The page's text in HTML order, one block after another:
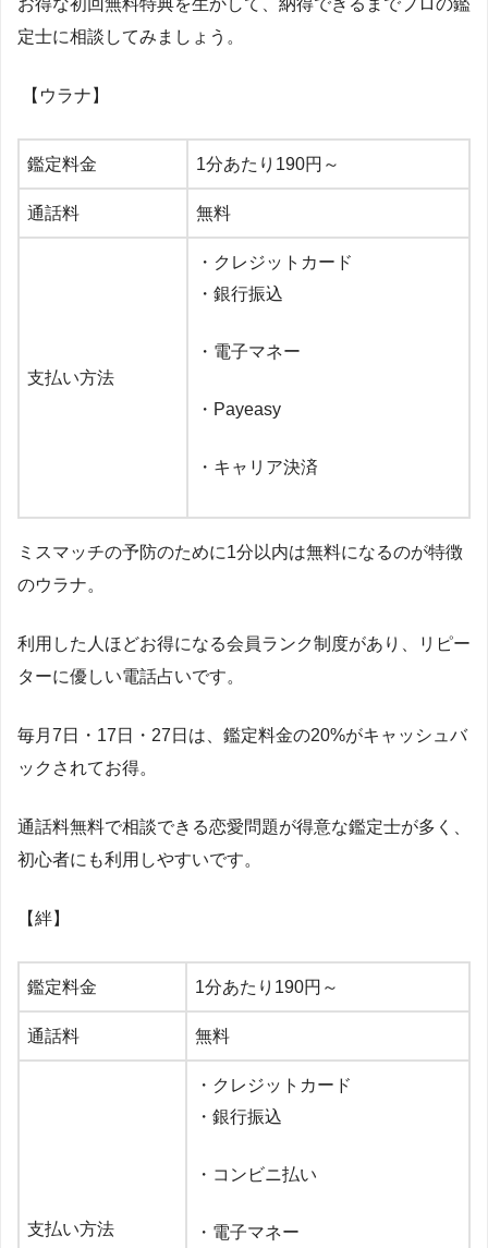
お得な初回無料特典を生かして、納得できるまでプロの鑑
定士に相談してみましょう。
【ウラナ】
鑑定料金 1分あたり 190円～
通話料 無料
支払い方法
・クレジットカード
・銀行振込
・電子マネー
・ Payeasy
・キャリア決済
ミスマッチの予防のために1分以内は無料になるのが特徴
のウラナ。
利用した人ほどお得になる会員ランク制度があり、リピー
ターに優しい電話占いです。
毎月 7 日・ 17 日・ 27 日は、鑑定料金の20%がキャッシュバ
ックされてお得。
通話料無料で相談できる恋愛問題が得意な鑑定士が多く、
初心者にも利用しやすいです。
【絆】
鑑定料金 1分あたり 190円～
通話料 無料
支払い方法
・クレジットカード
・銀行振込
・コンビニ払い
・電子マネー